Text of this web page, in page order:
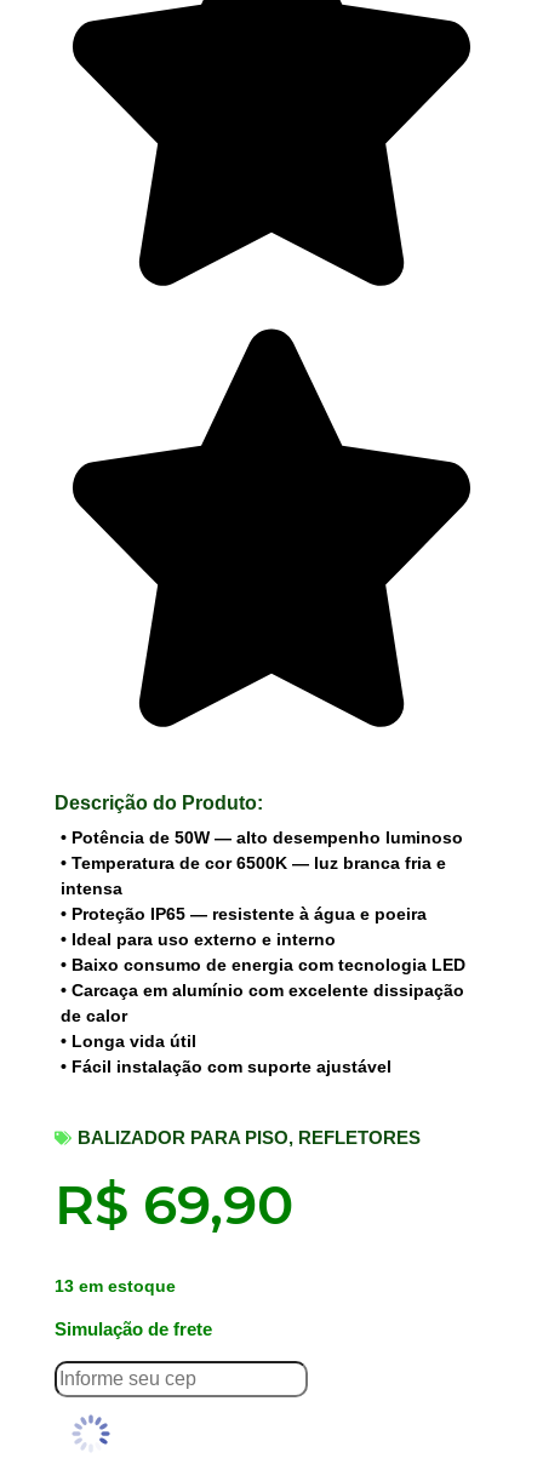
Descrição do Produto:
• Potência de 50W — alto desempenho luminoso
• Temperatura de cor 6500K — luz branca fria e
intensa
• Proteção IP65 — resistente à água e poeira
• Ideal para uso externo e interno
• Baixo consumo de energia com tecnologia LED
• Carcaça em alumínio com excelente dissipação
de calor
• Longa vida útil
• Fácil instalação com suporte ajustável
BALIZADOR PARA PISO, REFLETORES
R$ 69,90
13 em estoque
Simulação de frete